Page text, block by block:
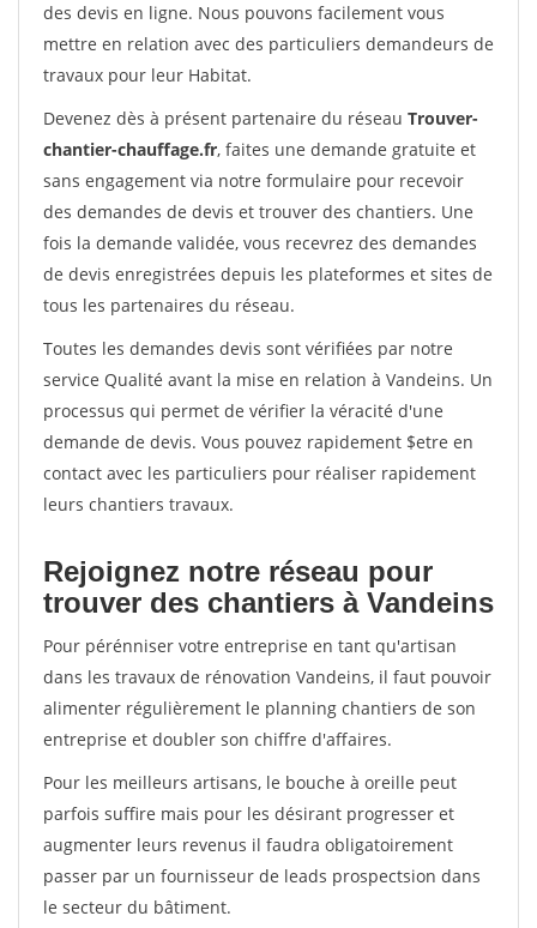
des devis en ligne. Nous pouvons facilement vous
mettre en relation avec des particuliers demandeurs de
travaux pour leur Habitat.
Devenez dès à présent partenaire du réseau Trouver-
chantier-chauffage.fr, faites une demande gratuite et
sans engagement via notre formulaire pour recevoir
des demandes de devis et trouver des chantiers. Une
fois la demande validée, vous recevrez des demandes
de devis enregistrées depuis les plateformes et sites de
tous les partenaires du réseau.
Toutes les demandes devis sont vérifiées par notre
service Qualité avant la mise en relation à Vandeins. Un
processus qui permet de vérifier la véracité d'une
demande de devis. Vous pouvez rapidement $etre en
contact avec les particuliers pour réaliser rapidement
leurs chantiers travaux.
Rejoignez notre réseau pour
trouver des chantiers à Vandeins
Pour pérénniser votre entreprise en tant qu'artisan
dans les travaux de rénovation Vandeins, il faut pouvoir
alimenter régulièrement le planning chantiers de son
entreprise et doubler son chiffre d'affaires.
Pour les meilleurs artisans, le bouche à oreille peut
parfois suffire mais pour les désirant progresser et
augmenter leurs revenus il faudra obligatoirement
passer par un fournisseur de leads prospectsion dans
le secteur du bâtiment.